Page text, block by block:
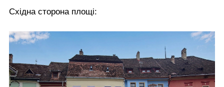
Східна сторона площі: